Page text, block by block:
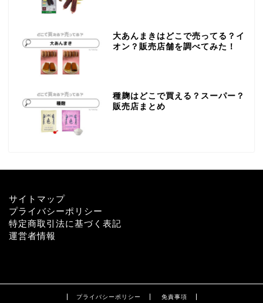
大あんまきはどこで売ってる？イ
オン？販売店舗を調べてみた！
種麹はどこで買える？スーパー？
販売店まとめ
サイトマップ
プライバシーポリシー
特定商取引法に基づく表記
運営者情報
プライバシーポリシー 免責事項